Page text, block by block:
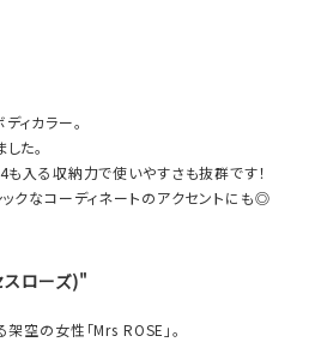
ィカラー。
た。
入る収納力で使いやすさも抜群です！
ックなコーディネートのアクセントにも◎
スローズ)"
空の女性「Mrs ROSE」。